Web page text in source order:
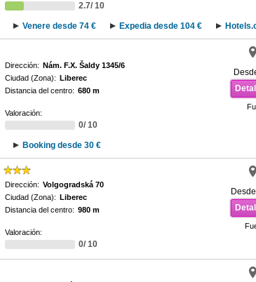
2.7/ 10
Venere desde 74 € Expedia desde 104 €
Dirección: Nám. F.X. Šaldy 1345/6
Ciudad (Zona): Liberec
Distancia del centro: 680 m
Valoración:
0/ 10
Booking desde 30 €
Desde
Dirección: Volgogradská 70
Ciudad (Zona): Liberec
Distancia del centro: 980 m
Valoración:
0/ 10